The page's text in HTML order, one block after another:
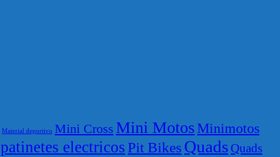
Material deportivo Mini Cross Mini Motos Minimotos
patinetes electricos Pit Bikes Quads Quads